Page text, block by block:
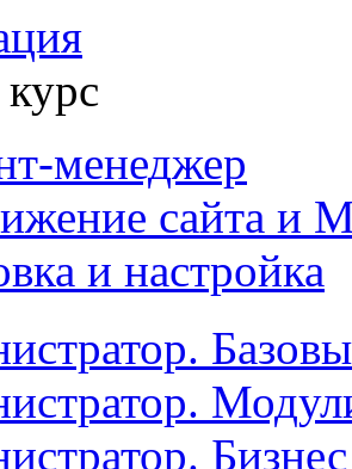
менеджер
сайта и
и настройка
Бизнес